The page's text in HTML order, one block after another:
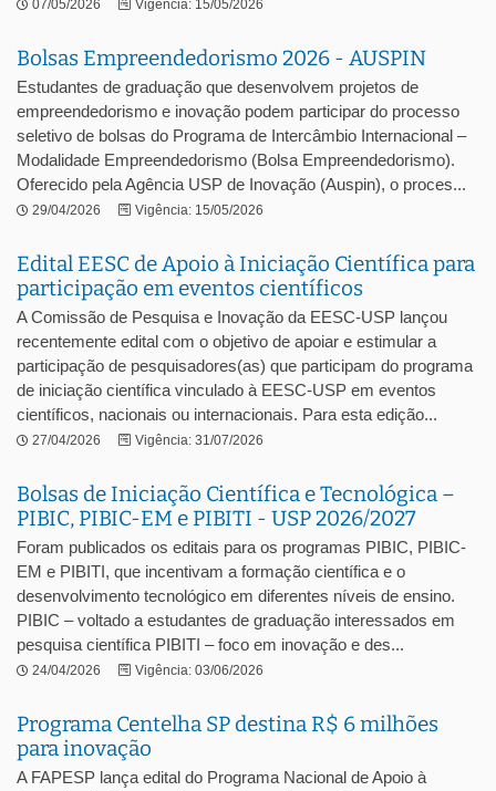
07/05/2026 Vigência: 15/05/2026
Bolsas Empreendedorismo 2026 - AUSPIN
Estudantes de graduação que desenvolvem projetos de
empreendedorismo e inovação podem participar do processo
seletivo de bolsas do Programa de Intercâmbio Internacional –
Modalidade Empreendedorismo (Bolsa Empreendedorismo).
Oferecido pela Agência USP de Inovação (Auspin), o proces...
29/04/2026 Vigência: 15/05/2026
Edital EESC de Apoio à Iniciação Científica para
participação em eventos científicos
A Comissão de Pesquisa e Inovação da EESC-USP lançou
recentemente edital com o objetivo de apoiar e estimular a
participação de pesquisadores(as) que participam do programa
de iniciação científica vinculado à EESC-USP em eventos
científicos, nacionais ou internacionais. Para esta edição...
27/04/2026 Vigência: 31/07/2026
Bolsas de Iniciação Científica e Tecnológica –
PIBIC, PIBIC-EM e PIBITI - USP 2026/2027
Foram publicados os editais para os programas PIBIC, PIBIC-
EM e PIBITI, que incentivam a formação científica e o
desenvolvimento tecnológico em diferentes níveis de ensino.
PIBIC – voltado a estudantes de graduação interessados em
pesquisa científica PIBITI – foco em inovação e des...
24/04/2026 Vigência: 03/06/2026
Programa Centelha SP destina R$ 6 milhões
para inovação
A FAPESP lança edital do Programa Nacional de Apoio à